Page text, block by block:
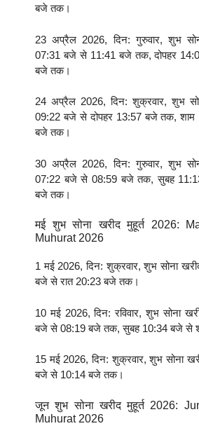
बजे तक।
23 अप्रैल 2026, दिन: गुरुवार, शुभ
07:31 बजे से 11:41 बजे तक, दोपहर
बजे तक।
24 अप्रैल 2026, दिन: शुक्रवार, शुभ
09:22 बजे से दोपहर 13:57 बजे तक,
बजे तक।
30 अप्रैल 2026, दिन: गुरुवार, शुभ
07:22 बजे से 08:59 बजे तक, सुबह
बजे तक।
मई शुभ सोना खरीद मुहूर्त 2026:
Muhurat 2026
1 मई 2026, दिन: शुक्रवार, शुभ सोना
बजे से रात 20:23 बजे तक।
10 मई 2026, दिन: रविवार, शुभ सोना
बजे से 08:19 बजे तक, सुबह 10:34 बजे से
15 मई 2026, दिन: शुक्रवार, शुभ सोना
बजे से 10:14 बजे तक।
जून शुभ सोना खरीद मुहूर्त 2026:
Muhurat 2026